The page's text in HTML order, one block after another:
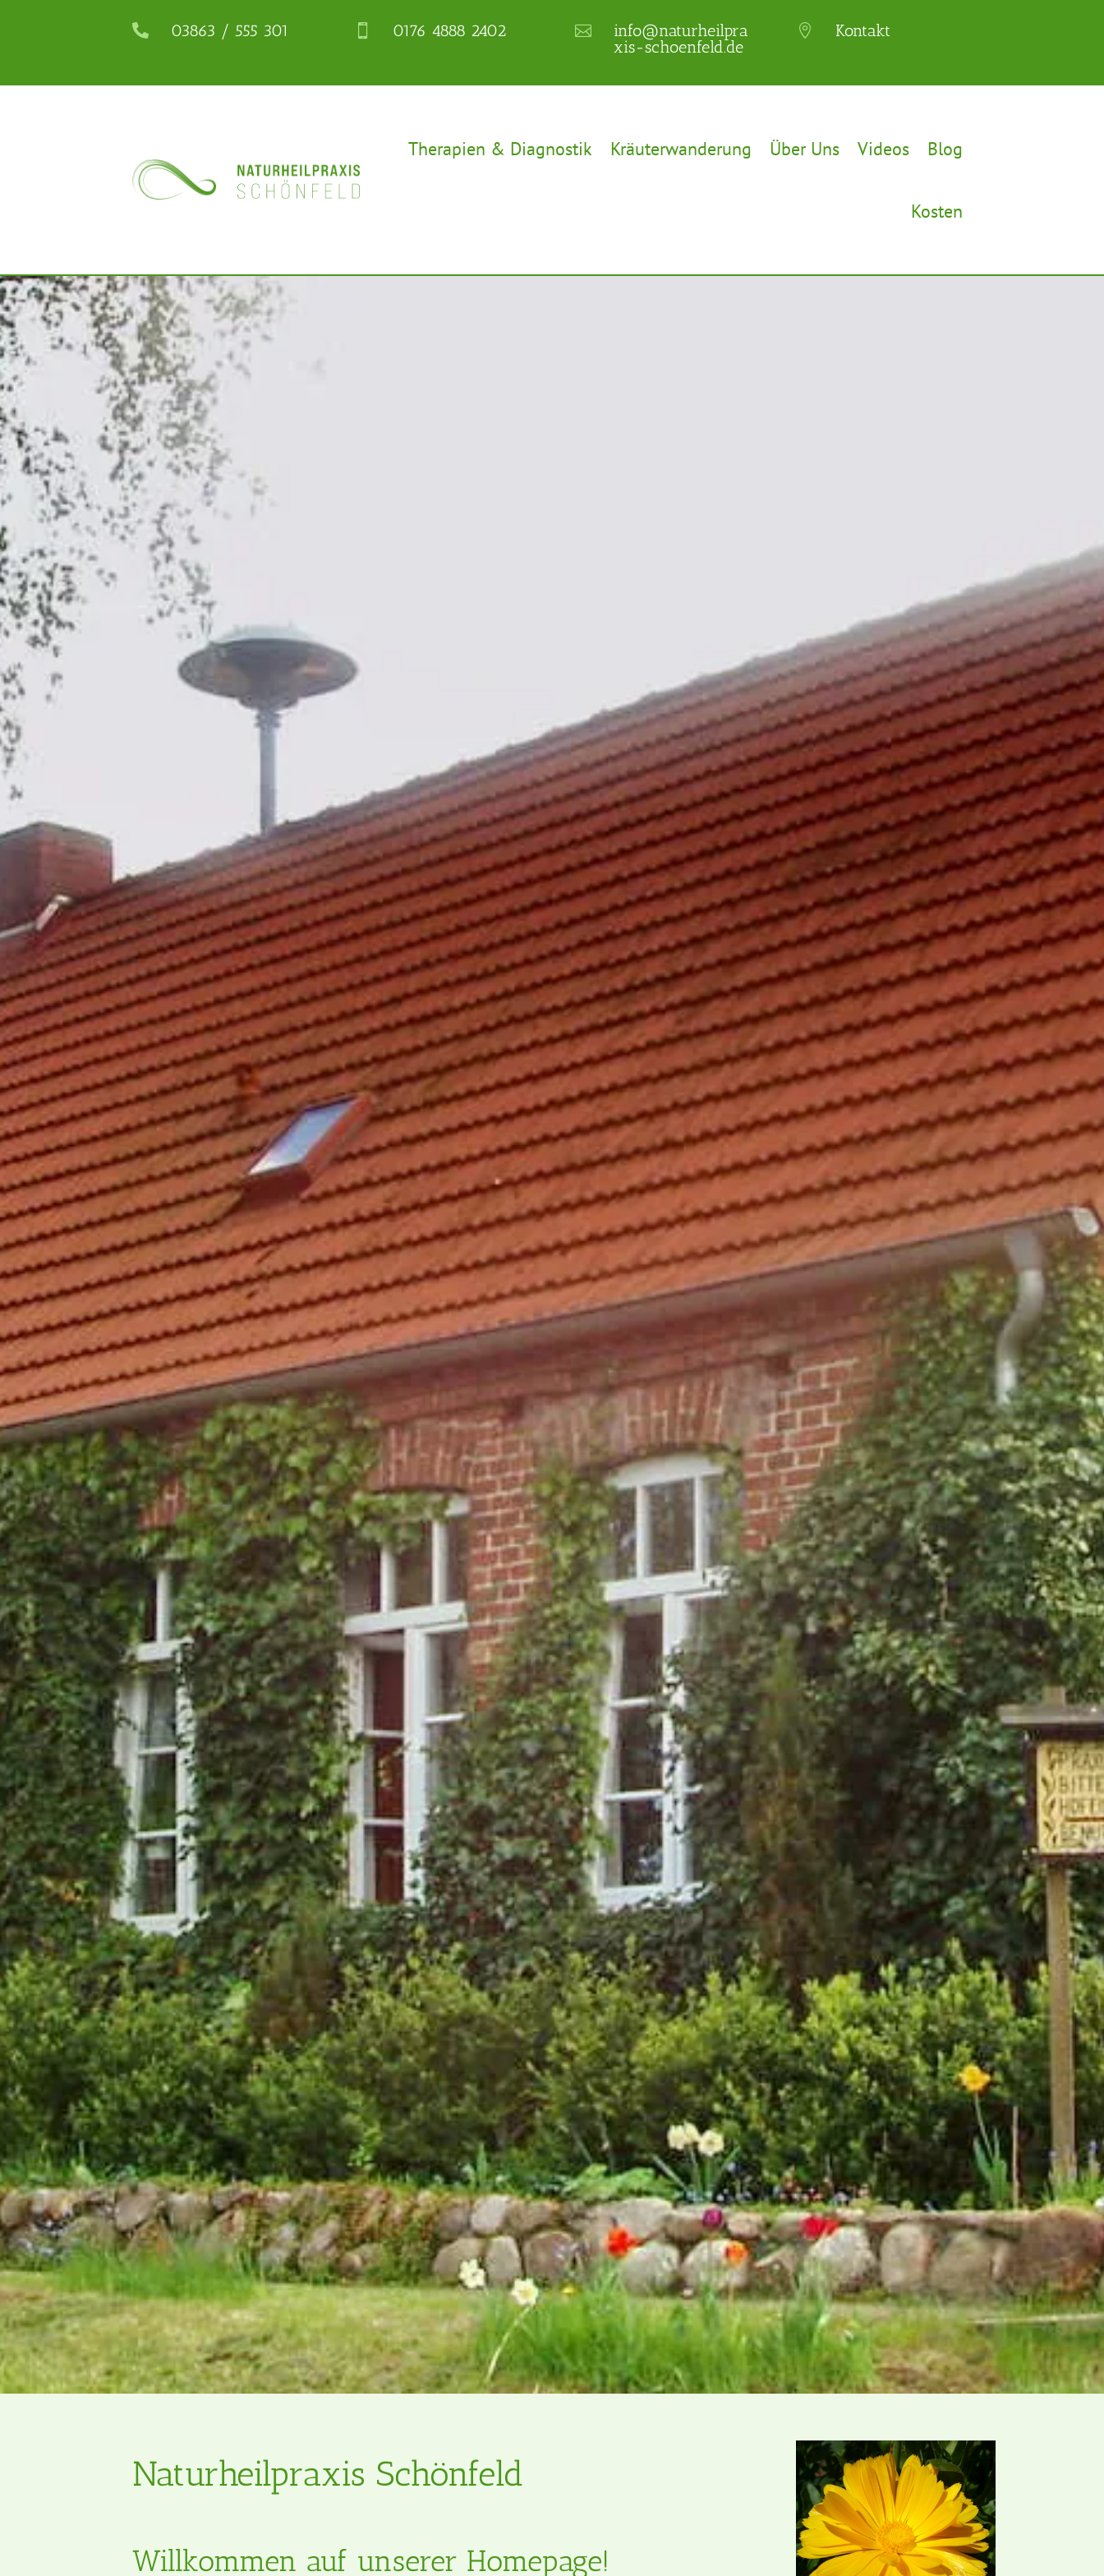
 03863 / 555 301  0176 4888 2402 
info@naturheilpra
xis-schoenfeld.de
 Kontakt
Therapien & Diagnostik Kräuterwanderung Über Uns Videos Blog
Kosten
Naturheilpraxis Schönfeld
Willkommen auf unserer Homepage!